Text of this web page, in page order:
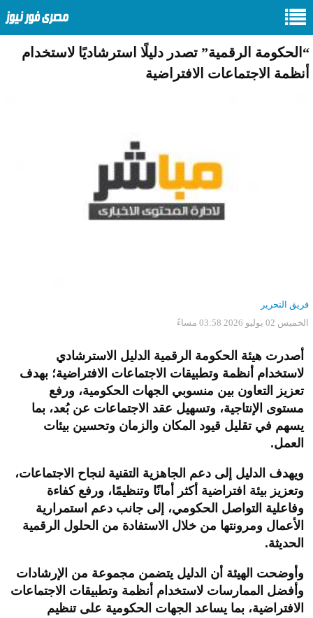
“الحكومة الرقمية” تصدر دليلًا استرشاديًا لاستخدام
أنظمة الاجتماعات الافتراضية
فريق التحرير
الخميس 02 يوليو 2026 03:58 مساءً
أصدرت هيئة الحكومة الرقمية الدليل الاسترشادي
لاستخدام أنظمة وتطبيقات الاجتماعات الافتراضية؛ بهدف
تعزيز التعاون بين منسوبي الجهات الحكومية، ورفع
مستوى الإنتاجية، وتسهيل عقد الاجتماعات عن بُعد، بما
يسهم في تقليل قيود المكان والزمان وتحسين بيئات
العمل.
ويهدف الدليل إلى دعم الجاهزية التقنية لنجاح الاجتماعات،
وتعزيز بيئة افتراضية أكثر أمانًا وتنظيمًا، ورفع كفاءة
وفاعلية التواصل الحكومي، إلى جانب دعم استمرارية
الأعمال ومرونتها من خلال الاستفادة من الحلول الرقمية
الحديثة.
وأوضحت الهيئة أن الدليل يتضمن مجموعة من الإرشادات
وأفضل الممارسات لاستخدام أنظمة وتطبيقات الاجتماعات
الافتراضية، بما يساعد الجهات الحكومية على تنظيم